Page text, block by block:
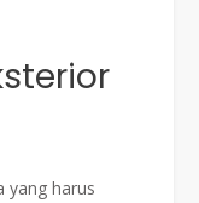
yang harus